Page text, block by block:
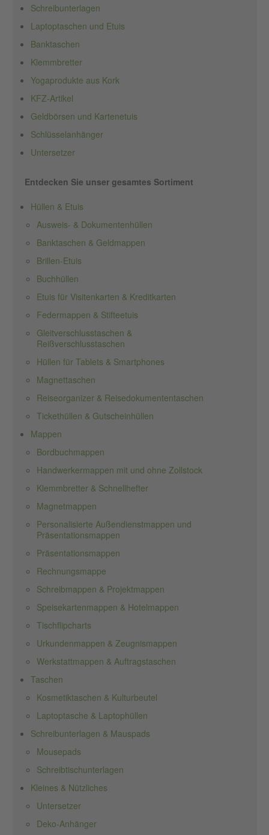
Schreibunterlagen
Laptoptaschen und Etuis
Banktaschen
Klemmbretter
Yogaprodukte aus Kork
KFZ-Artikel
Geldbörsen und Kartenetuis
Schlüsselanhänger
Untersetzer
Entdecken Sie unser gesamtes Sortiment
Hüllen & Etuis
Ausweis- & Dokumentenhüllen
Banktaschen & Geldmappen
Brillen-Etuis
Buchhüllen
Etuis für Visitenkarten & Kreditkarten
Federmappen & Stifteetuis
Gleitverschlusstaschen &
Reißverschlusstaschen
Hüllen für Tablets & Smartphones
Magnettaschen
Reiseorganizer & Reisedokumententaschen
Tickethüllen & Gutscheinhüllen
Mappen
Bordbuchmappen
Handwerkermappen mit und ohne Zollstock
Klemmbretter & Schnellhefter
Magnetmappen
Personalisierte Außendienstmappen und
Präsentationsmappen
Präsentationsmappen
Rechnungsmappe
Schreibmappen & Projektmappen
Speisekartenmappen & Hotelmappen
Tischflipcharts
Urkundenmappen & Zeugnismappen
Werkstattmappen & Auftragstaschen
Taschen
Kosmetiktaschen & Kulturbeutel
Laptoptasche & Laptophüllen
Schreibunterlagen & Mauspads
Mousepads
Schreibtischunterlagen
Kleines & Nützliches
Untersetzer
Deko-Anhänger